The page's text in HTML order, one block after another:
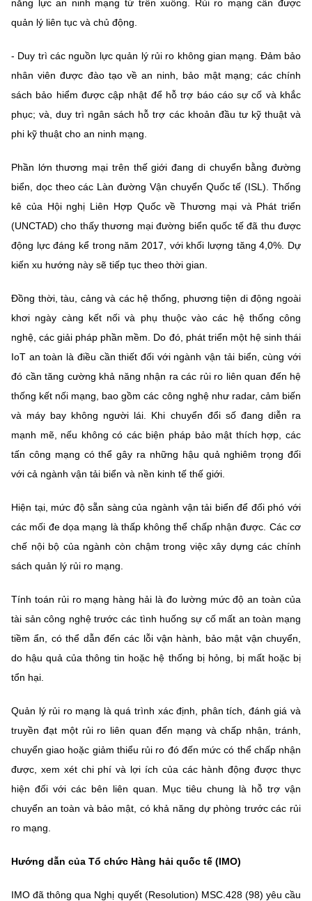
năng lực an ninh mạng từ trên xuống. Rủi ro mạng cần được
quản lý liên tục và chủ động.
- Duy trì các nguồn lực quản lý rủi ro không gian mạng. Đảm bảo
nhân viên được đào tạo về an ninh, bảo mật mạng; các chính
sách bảo hiểm được cập nhật để hỗ trợ báo cáo sự cố và khắc
phục; và, duy trì ngân sách hỗ trợ các khoản đầu tư kỹ thuật và
phi kỹ thuật cho an ninh mạng.
Phần lớn thương mại trên thế giới đang di chuyển bằng đường
biển, dọc theo các Làn đường Vận chuyển Quốc tế (ISL). Thống
kê của Hội nghị Liên Hợp Quốc về Thương mại và Phát triển
(UNCTAD) cho thấy thương mại đường biển quốc tế đã thu được
động lực đáng kể trong năm 2017, với khối lượng tăng 4,0%. Dự
kiến xu hướng này sẽ tiếp tục theo thời gian.
Đồng thời, tàu, cảng và các hệ thống, phương tiện di động ngoài
khơi ngày càng kết nối và phụ thuộc vào các hệ thống công
nghệ, các giải pháp phần mềm. Do đó, phát triển một hệ sinh thái
IoT an toàn là điều cần thiết đối với ngành vận tải biển, cùng với
đó cần tăng cường khả năng nhận ra các rủi ro liên quan đến hệ
thống kết nối mạng, bao gồm các công nghệ như radar, cảm biến
và máy bay không người lái. Khi chuyển đổi số đang diễn ra
mạnh mẽ, nếu không có các biện pháp bảo mật thích hợp, các
tấn công mạng có thể gây ra những hậu quả nghiêm trọng đối
với cả ngành vận tải biển và nền kinh tế thế giới.
Hiện tại, mức độ sẵn sàng của ngành vận tải biển để đối phó với
các mối đe dọa mạng là thấp không thể chấp nhận được. Các cơ
chế nội bộ của ngành còn chậm trong việc xây dựng các chính
sách quản lý rủi ro mạng.
Tính toán rủi ro mạng hàng hải là đo lường mức độ an toàn của
tài sản công nghệ trước các tình huống sự cố mất an toàn mạng
tiềm ẩn, có thể dẫn đến các lỗi vận hành, bảo mật vận chuyển,
do hậu quả của thông tin hoặc hệ thống bị hỏng, bị mất hoặc bị
tổn hại.
Quản lý rủi ro mạng là quá trình xác định, phân tích, đánh giá và
truyền đạt một rủi ro liên quan đến mạng và chấp nhận, tránh,
chuyển giao hoặc giảm thiểu rủi ro đó đến mức có thể chấp nhận
được, xem xét chi phí và lợi ích của các hành động được thực
hiện đối với các bên liên quan. Mục tiêu chung là hỗ trợ vận
chuyển an toàn và bảo mật, có khả năng dự phòng trước các rủi
ro mạng.
Hướng dẫn của Tổ chức Hàng hải quốc tế (IMO)
IMO đã thông qua Nghị quyết (Resolution) MSC.428 (98) yêu cầu